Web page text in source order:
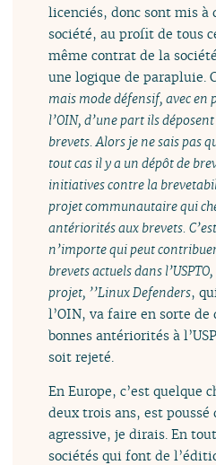
licenciés, donc sont mis à
société, au profit de tous
même contrat de la
une logique de parapluie.
mais mode défensif, avec en
l’OIN, d’une part ils
brevets. Alors je ne sais pas
tout cas il y a un dépôt de
initiatives contre la
projet communautaire qui
antériorités aux brevets.
n’importe qui peut
brevets actuels dans
projet, ’’Linux Defenders,
l’OIN, va faire en sorte de
bonnes antériorités à
soit rejeté.
En Europe, c’est quelque
deux trois ans, est poussé
agressive, je dirais. En
sociétés qui font de